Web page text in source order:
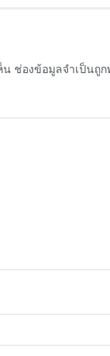
น ช่องข้อมูลจำเป็นถูก